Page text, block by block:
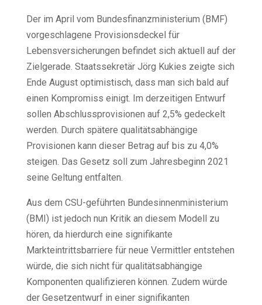
Der im April vom Bundesfinanzministerium (BMF)
vorgeschlagene Provisionsdeckel für
Lebensversicherungen befindet sich aktuell auf der
Zielgerade. Staatssekretär Jörg Kukies zeigte sich
Ende August optimistisch, dass man sich bald auf
einen Kompromiss einigt. Im derzeitigen Entwurf
sollen Abschlussprovisionen auf 2,5% gedeckelt
werden. Durch spätere qualitätsabhängige
Provisionen kann dieser Betrag auf bis zu 4,0%
steigen. Das Gesetz soll zum Jahresbeginn 2021
seine Geltung entfalten.
Aus dem CSU-geführten Bundesinnenministerium
(BMI) ist jedoch nun Kritik an diesem Modell zu
hören, da hierdurch eine signifikante
Markteintrittsbarriere für neue Vermittler entstehen
würde, die sich nicht für qualitätsabhängige
Komponenten qualifizieren können. Zudem würde
der Gesetzentwurf in einer signifikanten